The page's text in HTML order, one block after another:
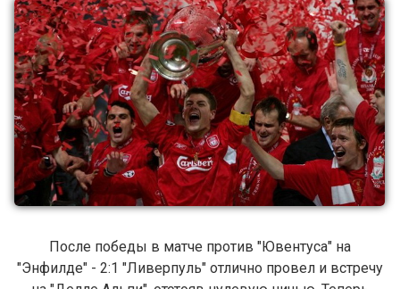
После победы в матче против "Ювентуса" на
"Энфилде" - 2:1 "Ливерпуль" отлично провел и встречу